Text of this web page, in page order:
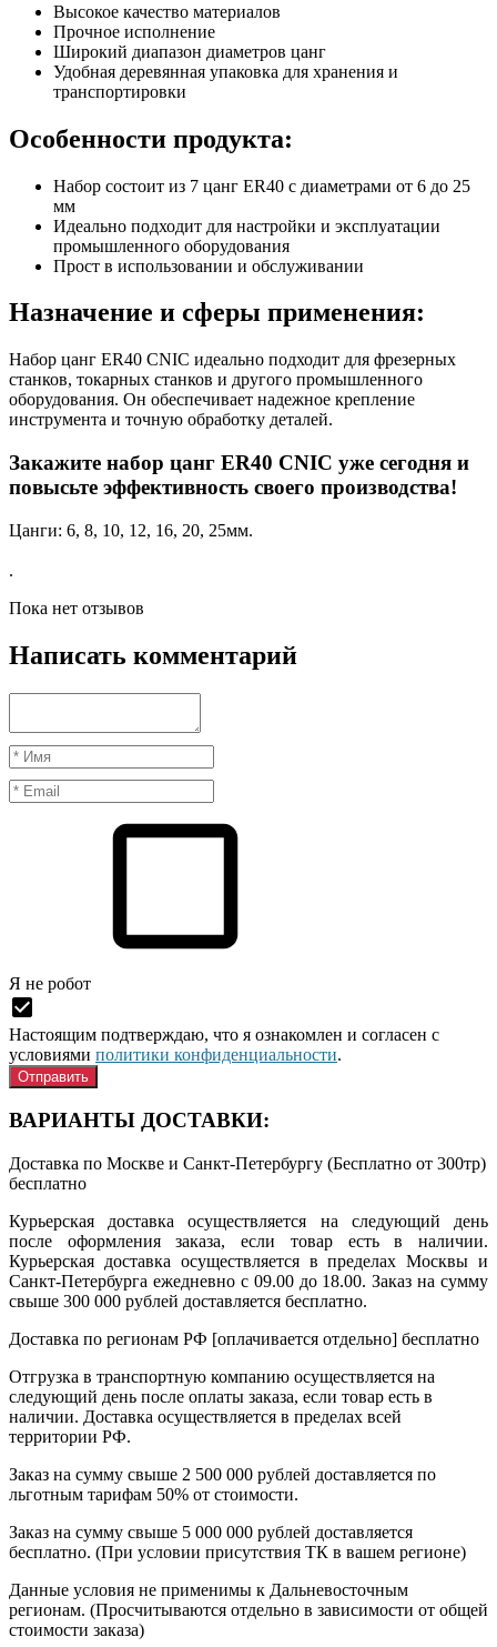
Высокое качество материалов
Прочное исполнение
Широкий диапазон диаметров цанг
Удобная деревянная упаковка для хранения и
транспортировки
Особенности продукта:
Набор состоит из 7 цанг ER40 с диаметрами от 6 до 25
мм
Идеально подходит для настройки и эксплуатации
промышленного оборудования
Прост в использовании и обслуживании
Назначение и сферы применения:
Набор цанг ER40 CNIC идеально подходит для фрезерных
станков, токарных станков и другого промышленного
оборудования. Он обеспечивает надежное крепление
инструмента и точную обработку деталей.
Закажите набор цанг ER40 CNIC уже сегодня и
повысьте эффективность своего производства!
Цанги: 6, 8, 10, 12, 16, 20, 25мм.
.
Пока нет отзывов
Написать комментарий
Я нe рoбoт
Настоящим подтверждаю, что я ознакомлен и согласен с
условиями политики конфиденциальности.
ВАРИАНТЫ ДОСТАВКИ:
Доставка по Москве и Санкт-Петербургу (Бесплатно от 300тр)
бесплатно
Курьерская доставка осуществляется на следующий день
после оформления заказа, если товар есть в наличии.
Курьерская доставка осуществляется в пределах Москвы и
Санкт-Петербурга ежедневно с 09.00 до 18.00. Заказ на сумму
свыше 300 000 рублей доставляется бесплатно.
Доставка по регионам РФ [оплачивается отдельно] бесплатно
Отгрузка в транспортную компанию осуществляется на
следующий день после оплаты заказа, если товар есть в
наличии. Доставка осуществляется в пределах всей
территории РФ.
Заказ на сумму свыше 2 500 000 рублей доставляется по
льготным тарифам 50% от стоимости.
Заказ на сумму свыше 5 000 000 рублей доставляется
бесплатно. (При условии присутствия ТК в вашем регионе)
Данные условия не применимы к Дальневосточным
регионам. (Просчитываются отдельно в зависимости от общей
стоимости заказа)